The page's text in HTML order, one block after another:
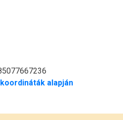
koordináták alapján